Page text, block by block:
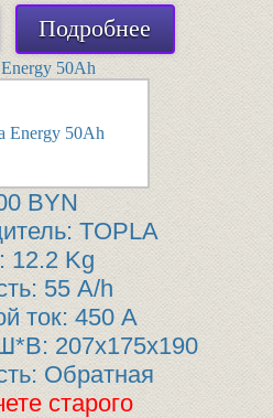
Подробнее
50Ah
BYN
TOPLA
12.2 Kg
55 A/h
ток: 450 A
207x175x190
Обратная
старого